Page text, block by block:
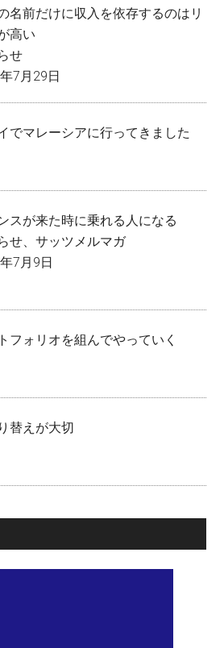
名前だけに収入を依存するのはリ
高い
せ
7月29日
でマレーシアに行ってきました
スが来た時に乗れる人になる
せ、サッツメルマガ
7月9日
フォリオを組んでやっていく
替えが大切